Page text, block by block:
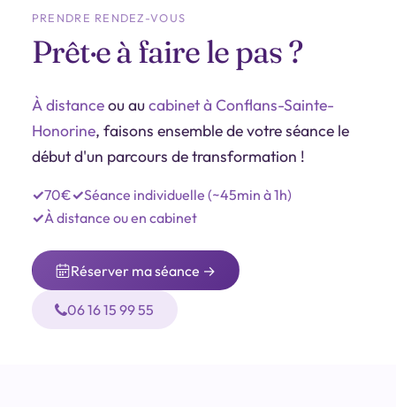
PRENDRE RENDEZ-VOUS
Prêt·e à faire le pas ?
À distanceou aucabinet à Conflans-Sainte-
Honorine, faisons ensemble de votre séance le
début d'un parcours de transformation !
70€
Séance individuelle (~45min à 1h)
À distance ou en cabinet
Réserver ma séance →
06 16 15 99 55